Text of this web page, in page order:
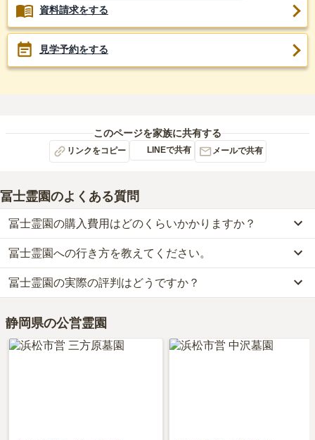
資料請求をする
見学予約をする
このページを家族に共有する
リンクをコピー LINEで共有 メールで共有
冨士霊園のよくある質問
冨士霊園の購入費用はどのくらいかかりますか？
冨士霊園では、一般墓が約210万円からお求めいただけます。
なお、冨士霊園がある静岡県の相場は、一般墓が約41万円（墓石代
別途）です。
お墓は、価格が高いものがよい、安いものが悪い、という訳ではあ
りません。大切なのは、ご家族が心から納得し、安心してお参りで
きる場所を選ぶことです。
冨士霊園への行き方を教えてください。
公共交通機関の場合、富士急行バスに乗車、「富士霊園バス停」下
車徒歩約2分です。
車の場合、東名高速道路「御殿場インター」から車で約21分です。
詳しいルートや地図は、本ページの「地図・交通アクセス」欄をご
確認ください。
冨士霊園の実際の評判はどうですか？
く評価されています。
利用者様からは「大変広い霊園なので、園内の循環バスでお墓の最
静岡県の公営霊園